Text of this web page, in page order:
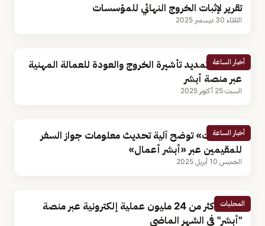
تقرير لإثبات الخروج النهائي للمؤسسات
الثلاثاء 30 ديسمبر 2025
أخبار الساعة
خطوات تمديد تأشيرة الخروج والعودة للعمالة المهنية
عبر منصة أبشر
السبت 25 أكتوبر 2025
أخبار الساعة
«الجوازات» توضح آلية تحديث معلومات جواز السفر
للمقيمين عبر «أبشر أعمال»
الخميس 10 أبريل 2025
المحليات
تنفيذ أكثر من 24 مليون عملية إلكترونية عبر منصة
"أبشر" في الشهر الماضي